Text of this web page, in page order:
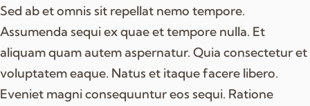
Sed ab et omnis sit repellat nemo tempore.
Assumenda sequi ex quae et tempore nulla. Et
aliquam quam autem aspernatur. Quia consectetur et
voluptatem eaque. Natus et itaque facere libero.
Eveniet magni consequuntur eos sequi. Ratione